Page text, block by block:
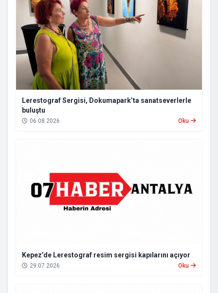
Lerestograf Sergisi, Dokumapark’ta sanatseverlerle
buluştu
06.08.2026 Oku
Kepez’de Lerestograf resim sergisi kapılarını açıyor
29.07.2026 Oku